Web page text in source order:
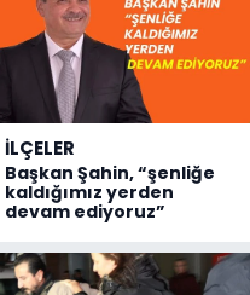
İLÇELER
Başkan Şahin, “şenliğe
kaldığımız yerden
devam ediyoruz”